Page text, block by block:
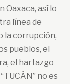
así lo
línea de
la corrupción,
pueblos, el
el hartazgo
no es